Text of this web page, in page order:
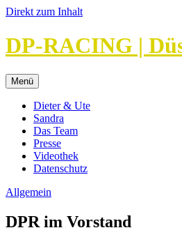
Direkt zum Inhalt
DP-RACING |
Menü
Dieter & Ute
Sandra
Das Team
Presse
Videothek
Datenschutz
Allgemein
DPR im Vorstand